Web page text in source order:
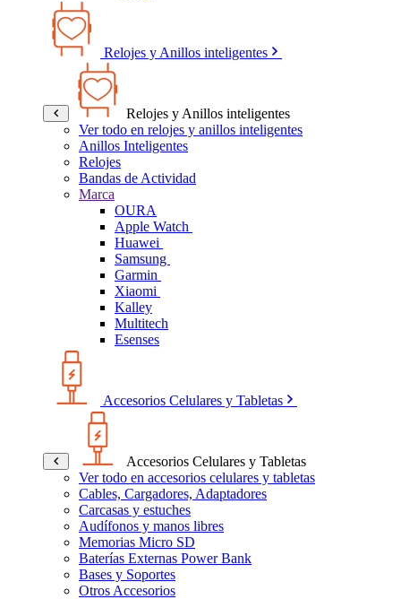
Relojes y Anillos inteligentes
Relojes y Anillos inteligentes
Ver todo en relojes y anillos inteligentes
Anillos Inteligentes
Relojes
Bandas de Actividad
Marca
OURA
Apple Watch
Huawei
Samsung
Garmin
Xiaomi
Kalley
Multitech
Esenses
Accesorios Celulares y Tabletas
Accesorios Celulares y Tabletas
Ver todo en accesorios celulares y tabletas
Cables, Cargadores, Adaptadores
Carcasas y estuches
Audífonos y manos libres
Memorias Micro SD
Baterías Externas Power Bank
Bases y Soportes
Otros Accesorios